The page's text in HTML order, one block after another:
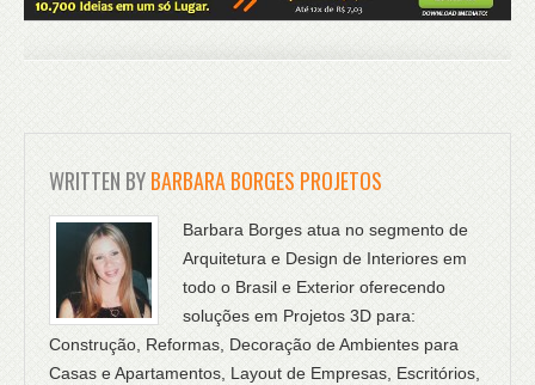
WRITTEN BYBARBARA BORGES PROJETOS
Barbara Borges atua no segmento de
Arquitetura e Design de Interiores em
todo o Brasil e Exterior oferecendo
soluções em Projetos 3D para:
Construção, Reformas, Decoração de Ambientes para
Casas e Apartamentos, Layout de Empresas, Escritórios,